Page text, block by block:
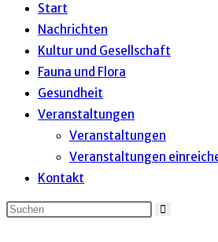
umschalten
Start
Nachrichten
Kultur und Gesellschaft
Fauna und Flora
Gesundheit
Veranstaltungen
Veranstaltungen
Veranstaltungen
Kontakt